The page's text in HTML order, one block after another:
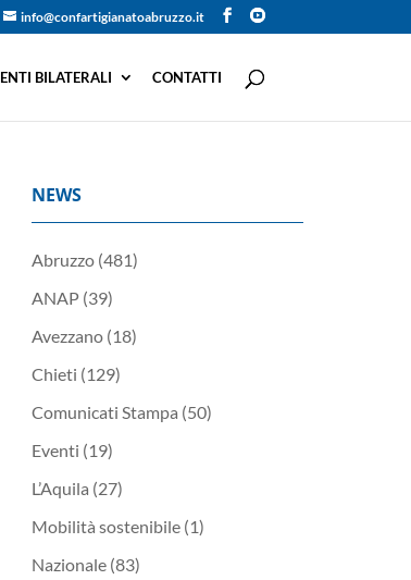
info@confartigianatoabruzzo.it
ENTI BILATERALI CONTATTI
NEWS
Abruzzo(481)
ANAP(39)
Avezzano(18)
Chieti (129)
Comunicati Stampa (50)
Eventi (19)
L’Aquila (27)
Mobilità sostenibile(1)
Nazionale(83)